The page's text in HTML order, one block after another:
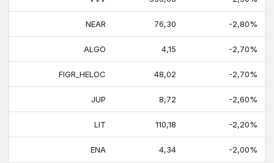
NEAR 76,30 -2,80%
ALGO 4,15 -2,70%
FIGR_HELOC 48,02 -2,70%
JUP 8,72 -2,60%
LIT 110,18 -2,20%
ENA 4,34 -2,00%